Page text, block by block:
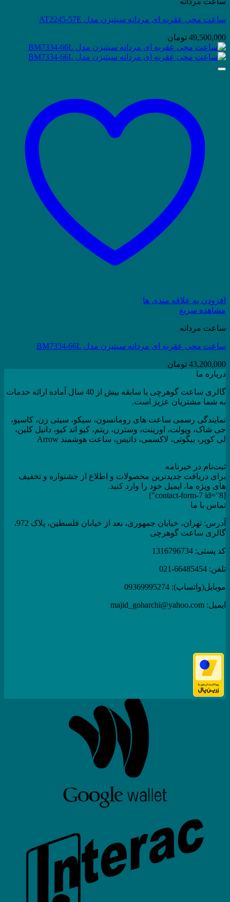
ساعت مچی عقربه ای مردانه سیتیزن مدل AT2245-57E
49,500,000 تومان
افزودن به علاقه مندی ها
مشاهده سریع
ساعت مردانه
ساعت مچی عقربه ای مردانه سیتیزن مدل BM7334-66L
43,200,000 تومان
درباره ما
گالری ساعت گوهرچی با سابقه بیش از 40 سال آماده ارائه خدمات
به شما مشتریان عزیز است.
نمایندگی رسمی ساعت های رومانسون، سیکو، سیتی زن، کاسیو،
جی شاک، ویولت، اورینت، وسترن، ریتم، کیو اند کیو، دانیل کلین،
لی کوپر، بیگوتی، لاکسمی، داتیس، ساعت هوشمند Arrow
ثبت‌نام در خبرنامه
برای دریافت جدیدترین محصولات و اطلاع از جشنواره و تخفیف
های ویژه ما، ایمیل خود را وارد کنید.
[contact-form-7 id="8"]
تماس با ما
آدرس: تهران، خیابان جمهوری، بعد از خیابان فلسطین، پلاک 972،
گالری ساعت گوهرچی
کد پستی: 1316796734
تلفن: 66485454-021
موبایل(واتساپ): 09369995274
ایمیل: majid_goharchi@yahoo.com